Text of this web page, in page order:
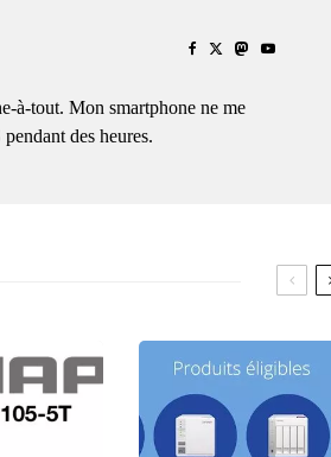
à-tout. Mon smartphone ne me
des heures.